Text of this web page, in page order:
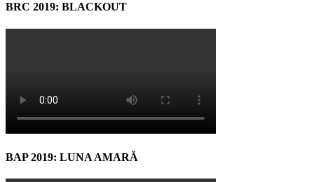
BRC 2019: BLACKOUT
BAP 2019: LUNA AMARĂ